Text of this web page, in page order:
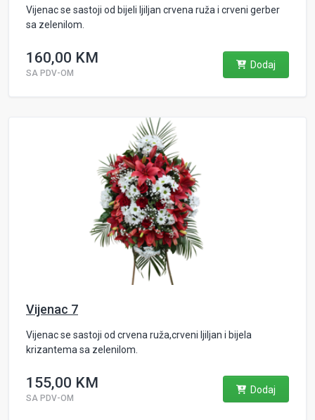
Vijenac se sastoji od bijeli ljiljan crvena ruža i crveni gerber
sa zelenilom.
160,00 KM
SA PDV-OM
Dodaj
Vijenac 7
Vijenac se sastoji od crvena ruža,crveni ljiljan i bijela
krizantema sa zelenilom.
155,00 KM
SA PDV-OM
Dodaj